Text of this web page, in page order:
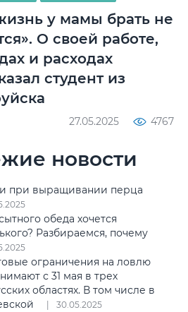
у мамы брать не
О своей работе,
и расходах
студент из
27.05.2025 4767
новости
при выращивании перца
обеда хочется
Разбираемся, почему
ограничения на ловлю
с 31 мая в трех
областях. В том числе в
30.05.2025